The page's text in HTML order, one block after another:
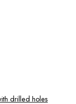
drilled holes